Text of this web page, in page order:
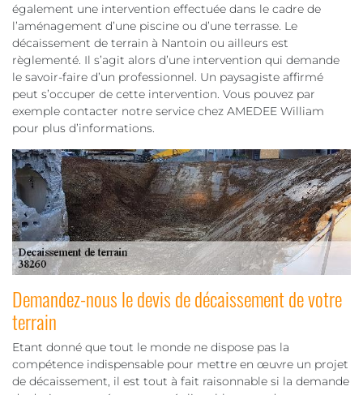
également une intervention effectuée dans le cadre de
l’aménagement d’une piscine ou d’une terrasse. Le
décaissement de terrain à Nantoin ou ailleurs est
règlementé. Il s’agit alors d’une intervention qui demande
le savoir-faire d’un professionnel. Un paysagiste affirmé
peut s’occuper de cette intervention. Vous pouvez par
exemple contacter notre service chez AMEDEE William
pour plus d’informations.
Demandez-nous le devis de décaissement de votre
terrain
Etant donné que tout le monde ne dispose pas la
compétence indispensable pour mettre en œuvre un projet
de décaissement, il est tout à fait raisonnable si la demande